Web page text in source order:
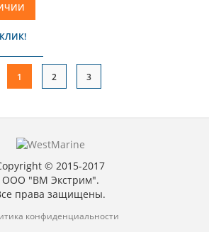
1 2 3
© 2015-2017
ООО "ВМ Экстрим".
права защищены.
конфиденциальности